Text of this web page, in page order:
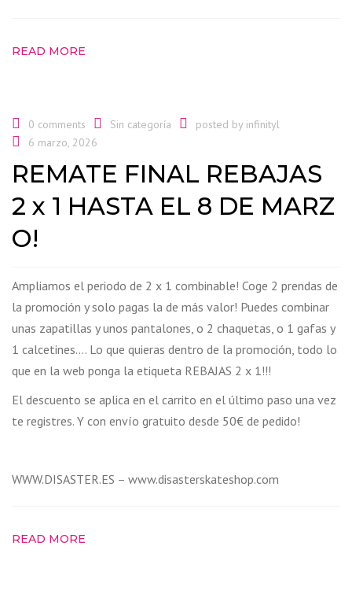
READ MORE
0 comments Sin categoría posted by infinityl
6 marzo, 2026
REMATE FINAL REBAJAS
2 x 1 HASTA EL 8 DE MARZ
O!
Ampliamos el periodo de 2 x 1 combinable! Coge 2 prendas de
la promoción y solo pagas la de más valor! Puedes combinar
unas zapatillas y unos pantalones, o 2 chaquetas, o 1 gafas y
1 calcetines…. Lo que quieras dentro de la promoción, todo lo
que en la web ponga la etiqueta REBAJAS 2 x 1!!!
El descuento se aplica en el carrito en el último paso una vez
te registres. Y con envío gratuito desde 50€ de pedido!
WWW.DISASTER.ES – www.disasterskateshop.com
READ MORE